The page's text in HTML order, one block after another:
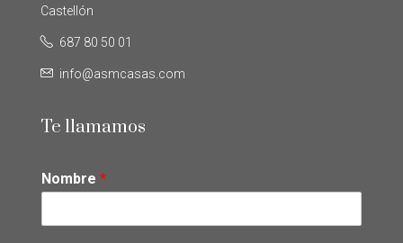
Castellón
687 80 50 01
info@asmcasas.com
Te llamamos
Nombre *